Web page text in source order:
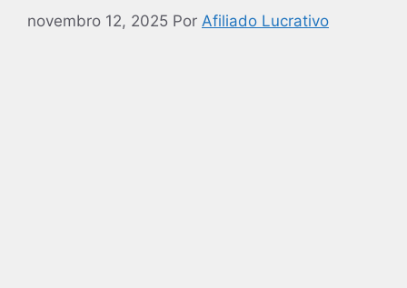
novembro 12, 2025 Por Afiliado Lucrativo